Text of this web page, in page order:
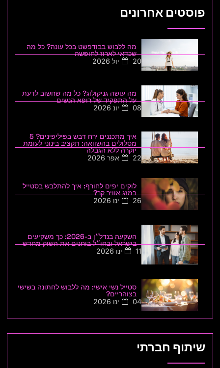
פוסטים אחרונים
מה ללבוש בבודפשט בכל עונה? כל מה
שכדאי לארוז לחופשה
20 יול 2026
מה עושה גניקולוג? כל מה שחשוב לדעת
על התפקיד של רופא הנשים
08 יונ 2026
איך מתכננים ירח דבש בפיליפינים? 5
מסלולים בהשוואה: תקציב בינוני לעומת
יוקרה ללא הגבלה
22 אפר 2026
לוקים יפים לחורף: איך להתלבש בסטייל
במזג אוויר קר?
26 ינו 2026
השקעה בנדל״ן ב-2026: כך משקיעים
בישראל ובחו״ל בוחנים את השוק מחדש
11 ינו 2026
סטייל נשי אישי: מה ללבוש לחתונה בשישי
בצוהריים?
04 ינו 2026
שיתוף חברתי